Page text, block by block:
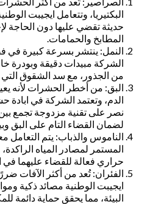
البكتيريا، وتتعامل ايجيبت
حديثة تقضي عليها دون الحاجة
المطابخ والحمامات.
النمل: ينتشر بسرعة كبيرة في
الشركة مبيدات دقيقة وبودرة
من الجذور، مع سد الشقوق
البق: من أخطر الحشرات لأنه
الدم، وتعتمد الشركة في ابادة
نصر على تقنية مزدوجة تجمع بين
لضمان القضاء التام على البق
الناموس والذباب: يتم التعامل
المستمر لمصادر المياه
حراري فعالة للقضاء عليهما في
الفئران: تُعد من أكثر الآفات
ايجيبت الوطنية مصائد ذكية
البيئة، مما يحقق حماية دائمة